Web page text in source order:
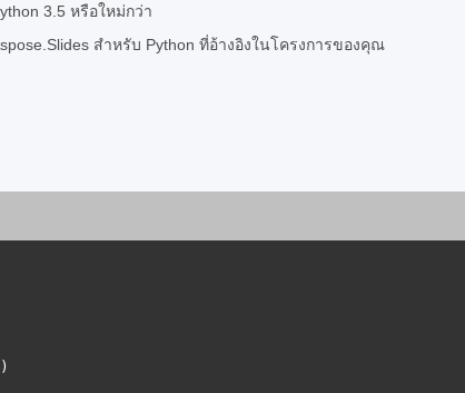
3.5 หรือใหม่กว่า
สำหรับ Python ที่อ้างอิงในโครงการของคุณ